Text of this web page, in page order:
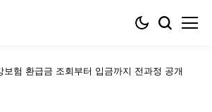
보험 환급금 조회부터 입금까지 전과정 공개